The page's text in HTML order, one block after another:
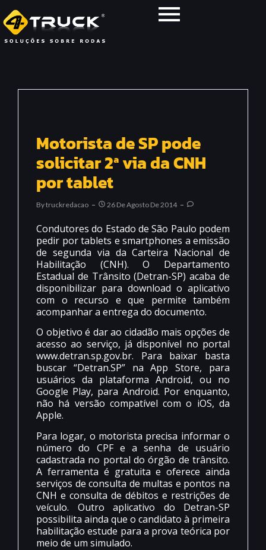
Motorista de SP pode
solicitar 2ª via da CNH
por tablet
ByTruckredacao 26 De Agosto De 2014
Condutores do Estado de São Paulo podem
pedir por tablets e smartphones a emissão
de segunda via da Carteira Nacional de
Habilitação (CNH). O Departamento
Estadual de Trânsito (Detran-SP) acaba de
disponibilizar para download o aplicativo
com o recurso e que permite também
acompanhar a entrega do documento.
O objetivo é dar ao cidadão mais opções de
acesso ao serviço, já disponível no portal
www.detran.sp.gov.br. Para baixar basta
buscar “Detran.SP” na App Store, para
usuários da plataforma Android, ou no
Google Play, para Android. Por enquanto,
não há versão compatível com o iOS, da
Apple.
Para logar, o motorista precisa informar o
número do CPF e a senha de usuário
cadastrada no portal do órgão de trânsito.
A ferramenta é gratuita e oferece ainda
serviços de consulta de multas e pontos na
CNH e consulta de débitos e restrições de
veículo. Outro aplicativo do Detran-SP
possibilita ainda que o candidato à primeira
habilitação estude para a prova teórica por
meio de um simulado.